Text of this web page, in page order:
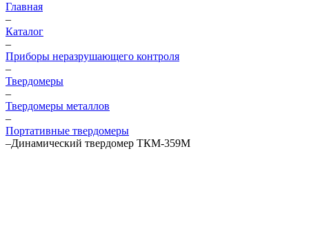
Главная
–
Каталог
–
Приборы неразрушающего контроля
–
Твердомеры
–
Твердомеры металлов
–
Портативные твердомеры
–Динамический твердомер ТКМ-359М